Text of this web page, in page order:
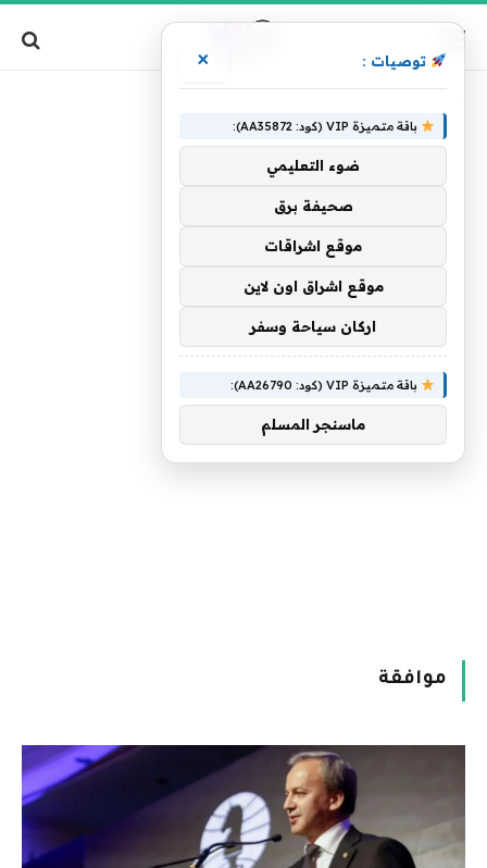
موافقة
توصيات : ×
باقة متميزة VIP (كود: AA35872):
ضوء التعليمي
صحيفة برق
موقع اشراقات
موقع اشراق اون لاين
اركان سياحة وسفر
باقة متميزة VIP (كود: AA26790):
ماسنجر المسلم